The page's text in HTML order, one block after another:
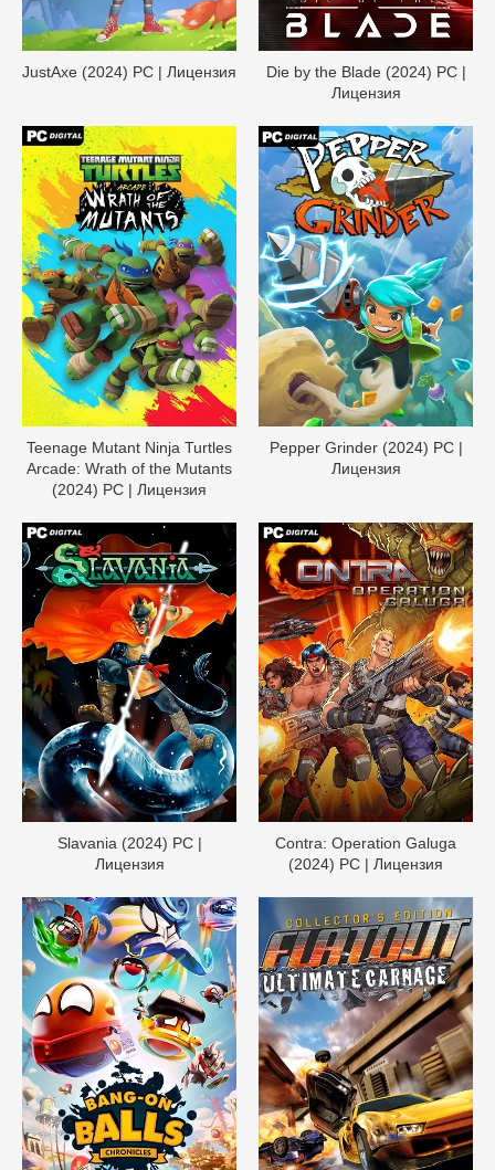
JustAxe (2024) PC | Лицензия
Die by the Blade (2024) PC |
Лицензия
Teenage Mutant Ninja Turtles
Arcade: Wrath of the Mutants
(2024) PC | Лицензия
Pepper Grinder (2024) PC |
Лицензия
Slavania (2024) PC |
Лицензия
Contra: Operation Galuga
(2024) PC | Лицензия